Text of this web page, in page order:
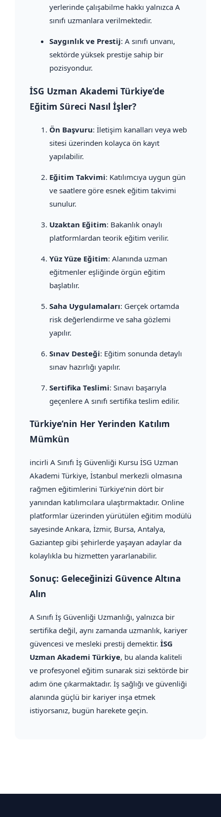
yerlerinde çalışabilme hakkı yalnızca A
sınıfı uzmanlara verilmektedir.
Saygınlık ve Prestij: A sınıfı unvanı,
sektörde yüksek prestije sahip bir
pozisyondur.
İSG Uzman Akademi Türkiye’de
Eğitim Süreci Nasıl İşler?
Ön Başvuru: İletişim kanalları veya web
sitesi üzerinden kolayca ön kayıt
yapılabilir.
Eğitim Takvimi: Katılımcıya uygun gün
ve saatlere göre esnek eğitim takvimi
sunulur.
Uzaktan Eğitim: Bakanlık onaylı
platformlardan teorik eğitim verilir.
Yüz Yüze Eğitim: Alanında uzman
eğitmenler eşliğinde örgün eğitim
başlatılır.
Saha Uygulamaları: Gerçek ortamda
risk değerlendirme ve saha gözlemi
yapılır.
Sınav Desteği: Eğitim sonunda detaylı
sınav hazırlığı yapılır.
Sertifika Teslimi: Sınavı başarıyla
geçenlere A sınıfı sertifika teslim edilir.
Türkiye’nin Her Yerinden Katılım
Mümkün
incirli A Sınıfı İş Güvenliği Kursu İSG Uzman
Akademi Türkiye, İstanbul merkezli olmasına
rağmen eğitimlerini Türkiye’nin dört bir
yanından katılımcılara ulaştırmaktadır. Online
platformlar üzerinden yürütülen eğitim modülü
sayesinde Ankara, İzmir, Bursa, Antalya,
Gaziantep gibi şehirlerde yaşayan adaylar da
kolaylıkla bu hizmetten yararlanabilir.
Sonuç: Geleceğinizi Güvence Altına
Alın
A Sınıfı İş Güvenliği Uzmanlığı, yalnızca bir
sertifika değil, aynı zamanda uzmanlık, kariyer
güvencesi ve mesleki prestij demektir. İSG
Uzman Akademi Türkiye, bu alanda kaliteli
ve profesyonel eğitim sunarak sizi sektörde bir
adım öne çıkarmaktadır. İş sağlığı ve güvenliği
alanında güçlü bir kariyer inşa etmek
istiyorsanız, bugün harekete geçin.